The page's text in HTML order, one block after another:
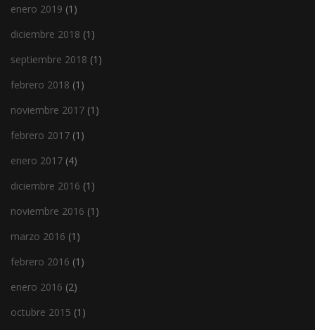
enero 2019 (1)
diciembre 2018 (1)
septiembre 2018 (1)
febrero 2018 (1)
noviembre 2017 (1)
febrero 2017 (1)
enero 2017 (4)
diciembre 2016 (1)
noviembre 2016 (1)
marzo 2016 (1)
febrero 2016 (1)
enero 2016 (2)
octubre 2015 (1)